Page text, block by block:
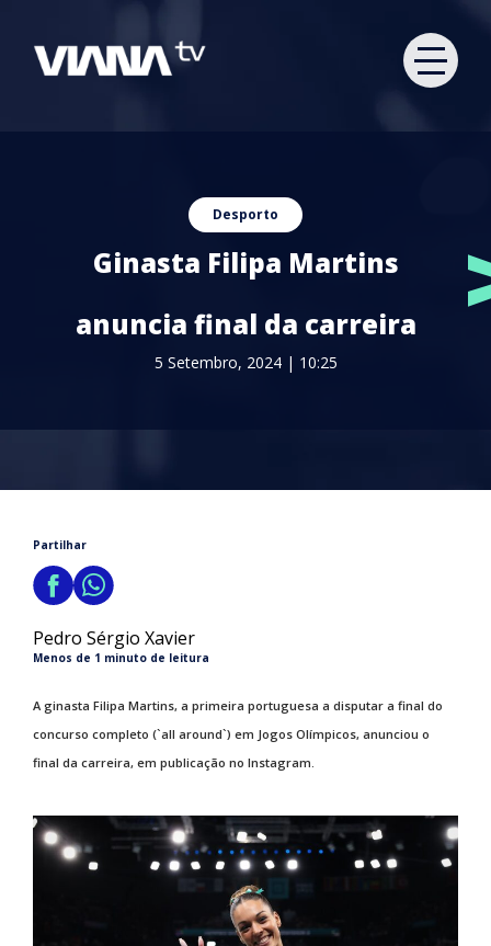
Desporto
Ginasta Filipa Martins
anuncia final da carreira
5 Setembro, 2024 | 10:25
Partilhar
Pedro Sérgio Xavier
Menos de 1 minuto de leitura
A ginasta Filipa Martins, a primeira portuguesa a disputar a final do
concurso completo (`all around`) em Jogos Olímpicos, anunciou o
final da carreira, em publicação no Instagram.